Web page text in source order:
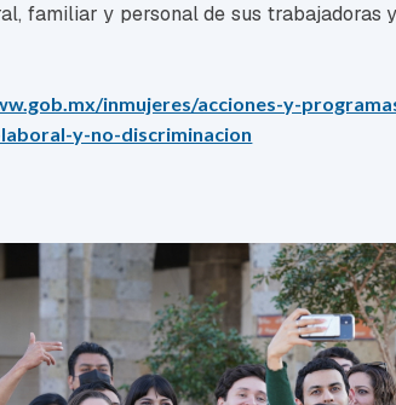
familiar y personal de sus trabajadoras
inmujeres/acciones-y-
y-no-discriminacion